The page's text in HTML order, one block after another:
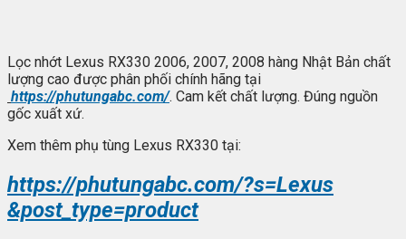
Lọc nhớt Lexus RX330 2006, 2007, 2008 hàng Nhật Bản chất
lượng cao được phân phối chính hãng tại
https://phutungabc.com/. Cam kết chất lượng. Đúng nguồn
gốc xuất xứ.
Xem thêm phụ tùng Lexus RX330 tại:
https://phutungabc.com/?s=Lexus
&post_type=product